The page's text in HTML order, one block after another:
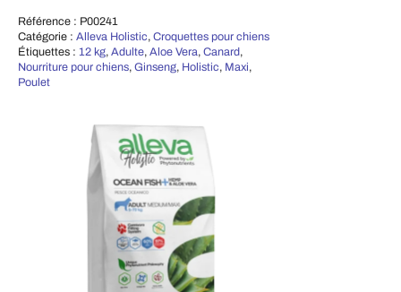
Référence : P00241
Catégorie : Alleva Holistic, Croquettes pour chiens
Étiquettes : 12 kg, Adulte, Aloe Vera, Canard,
Nourriture pour chiens, Ginseng, Holistic, Maxi,
Poulet